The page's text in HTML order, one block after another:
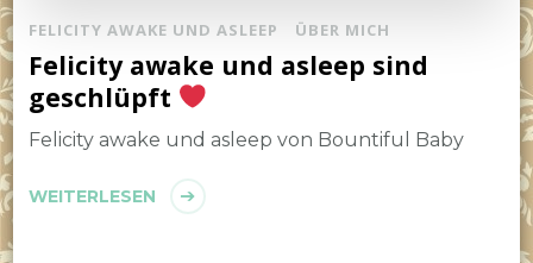
FELICITY AWAKE UND ASLEEP ÜBER MICH
Felicity awake und asleep sind
geschlüpft
Felicity awake und asleep von Bountiful Baby
WEITERLESEN